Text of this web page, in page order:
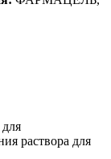
раствора для